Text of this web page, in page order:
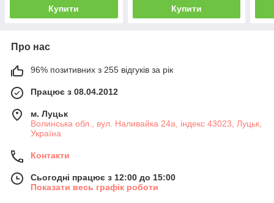
Купити Купити
Про нас
96% позитивних з 255 відгуків за рік
Працює з 08.04.2012
м. Луцьк
Волинська обл., вул. Наливайка 24а, індекс 43023, Луцьк,
Україна
Контакти
Сьогодні працює з 12:00 до 15:00
Показати весь графік роботи